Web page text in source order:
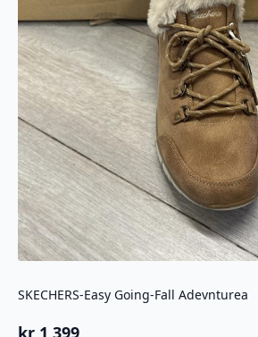
produktsiden
SKECHERS-Easy Going-Fall Adevnturea
kr 1 399